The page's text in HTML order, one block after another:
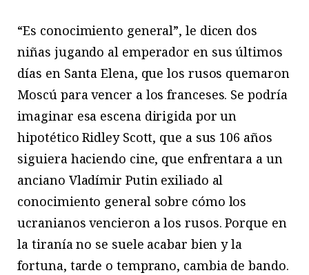
“Es conocimiento general”, le dicen dos
niñas jugando al emperador en sus últimos
días en Santa Elena, que los rusos quemaron
Moscú para vencer a los franceses. Se podría
imaginar esa escena dirigida por un
hipotético Ridley Scott, que a sus 106 años
siguiera haciendo cine, que enfrentara a un
anciano Vladímir Putin exiliado al
conocimiento general sobre cómo los
ucranianos vencieron a los rusos. Porque en
la tiranía no se suele acabar bien y la
fortuna, tarde o temprano, cambia de bando.